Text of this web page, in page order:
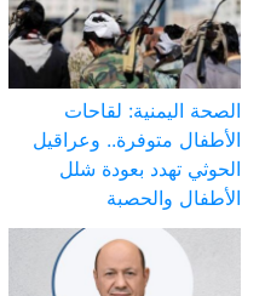
الصحة اليمنية: لقاحات
الأطفال متوفرة.. وعراقيل
الحوثي تهدد بعودة شلل
الأطفال والحصبة